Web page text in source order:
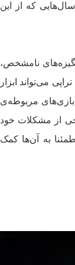
که از این
نامشخص،
می‌تواند ابزار
مربوطه‌ی
از مشکلات خود
به آن‌ها کمک